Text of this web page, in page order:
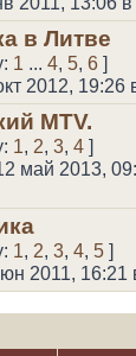
в Литве
1 ... 4, 5, 6 ]
2012,
MTV.
1, 2, 3, 4 ]
май 2013,
1, 2, 3, 4, 5 ]
2011,